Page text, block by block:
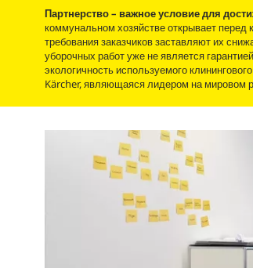
Партнерство – важное условие для
коммунальном хозяйстве открывает
требования заказчиков заставляют их
уборочных работ уже не является
экологичность используемого
Kärcher, являющаяся лидером на мировом